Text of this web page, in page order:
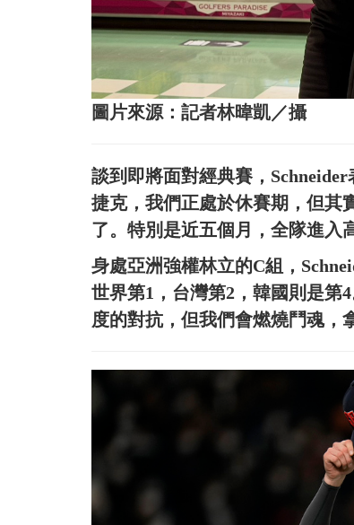
圖片來源：記者林暐凱／攝
談到即將面對經典賽，
捷克，我們正處於休賽期，但其
了。特別是近五個月，全隊進入
身處亞洲強權林立的C組，
世界第1，台灣第2，韓國則是第
度的對抗，但我們會燃燒鬥魂，